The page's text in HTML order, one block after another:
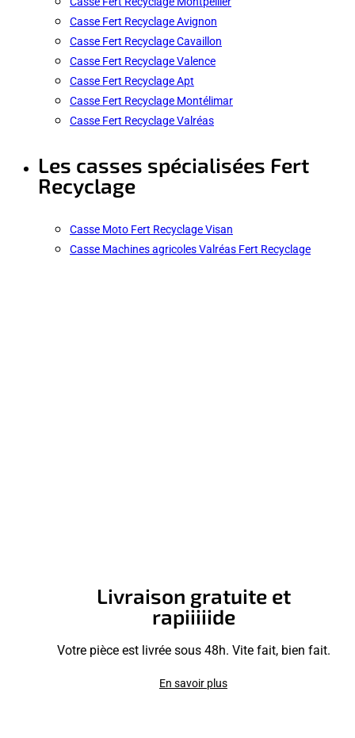
Casse Fert Recyclage Avignon
Casse Fert Recyclage Cavaillon
Casse Fert Recyclage Valence
Casse Fert Recyclage Apt
Casse Fert Recyclage Montélimar
Casse Fert Recyclage Valréas
Les casses spécialisées Fert
Recyclage
Casse Moto Fert Recyclage Visan
Casse Machines agricoles Valréas Fert Recyclage
Livraison gratuite et
rapiiiiide
Votre pièce est livrée sous 48h. Vite fait, bien fait.
En savoir plus